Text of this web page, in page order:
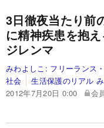
3日徹夜当たり前
に精神疾患を抱
ジレンマ
みわよしこ: フリーランス
社会
生活保護のリアル
2012年7月20日 0:00
会